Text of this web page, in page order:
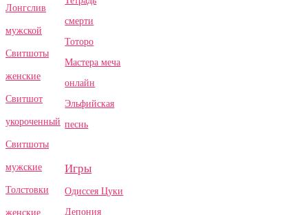
Лонгслив
мужской
Свитшоты
женские
Свитшот
укороченный
Свитшоты
мужские
Толстовки
женские
смерти
Тоторо
Мастера меча
онлайн
Эльфийская
песнь
Игры
Одиссея Цуки
Депония